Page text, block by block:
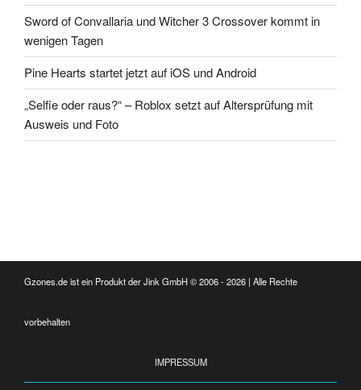
Sword of Convallaria und Witcher 3 Crossover kommt in
wenigen Tagen
Pine Hearts startet jetzt auf iOS und Android
„Selfie oder raus?“ – Roblox setzt auf Altersprüfung mit
Ausweis und Foto
Gzones.de ist ein Produkt der Jink GmbH © 2006 - 2026 | Alle Rechte
vorbehalten
IMPRESSUM